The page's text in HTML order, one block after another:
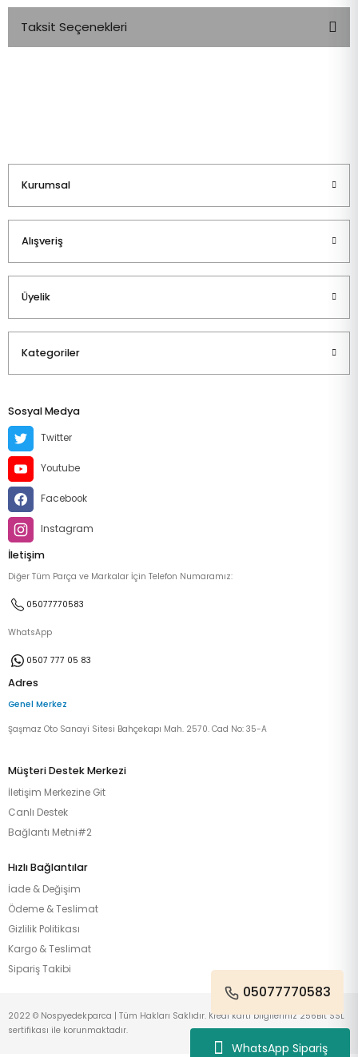
WhatsApp Sipariş
Taksit Seçenekleri
Kurumsal
Alışveriş
Üyelik
Kategoriler
Sosyal Medya
Twitter
Youtube
Facebook
Instagram
İletişim
Diğer Tüm Parça ve Markalar İçin Telefon Numaramız:
05077770583
WhatsApp
0507 777 05 83
Adres
Genel Merkez
Şaşmaz Oto Sanayi Sitesi Bahçekapı Mah. 2570. Cad No: 35-A
Müşteri Destek Merkezi
İletişim Merkezine Git
Canlı Destek
Bağlantı Metni#2
Hızlı Bağlantılar
İade & Değişim
Ödeme & Teslimat
Gizlilik Politikası
Kargo & Teslimat
Sipariş Takibi
05077770583
2022 © Nospyedekparca | Tüm Hakları Saklıdır. Kredi kartı bilgileriniz 256Bit SSL
sertifikası ile korunmaktadır.